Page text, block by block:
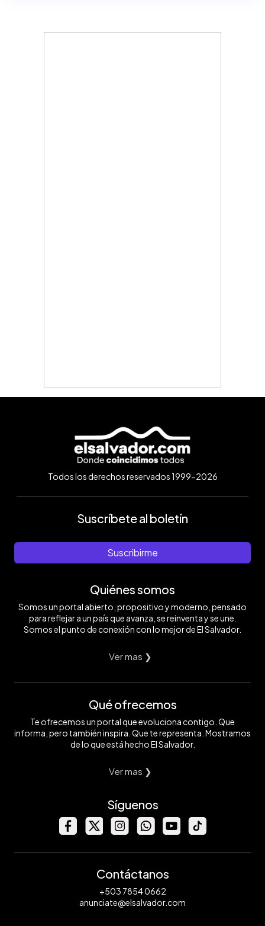
Todos los derechos reservados 1999-2026
Suscríbete al boletín
Suscribirme
Quiénes somos
Somos un portal abierto, propositivo y moderno, pensado
para reflejar a un país que avanza, se reinventa y se une.
Somos el punto de conexión con lo mejor de El Salvador.
Ver mas ❯
Qué ofrecemos
Te ofrecemos un portal que evoluciona contigo. Que
informa, pero también inspira. Que te representa. Mostramos
de lo que está hecho El Salvador.
Ver mas ❯
Síguenos
Contáctanos
+503 7854 0662
anunciate@elsalvador.com